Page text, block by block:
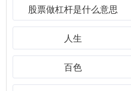
股票做杠杆是什么意思
人生
百色